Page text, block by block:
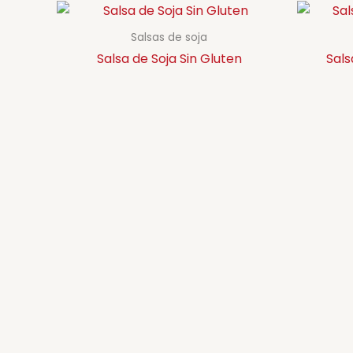
Salsas de soja
Salsa de Soja Sin Gluten